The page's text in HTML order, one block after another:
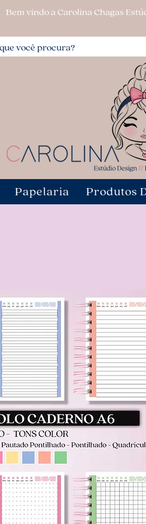
Bem vindo a Carolina Chagas
Papelaria Produtos